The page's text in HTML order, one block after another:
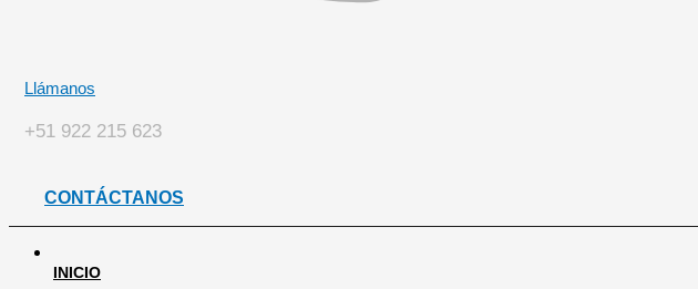
Llámanos
+51 922 215 623
CONTÁCTANOS
INICIO